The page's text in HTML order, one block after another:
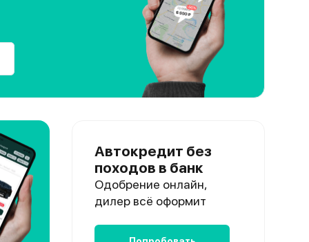
Автокредит без
походов в банк
Одобрение онлайн,
дилер всё оформит